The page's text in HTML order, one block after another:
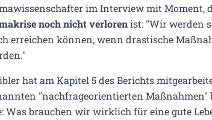
im Interview mit Moment,
noch nicht verlorenist: "Wir werden
erreichen können, wenn drastische
hat am Kapitel 5 des Berichts
"nachfrageorientierten Maßnahmen"
Was brauchen wir wirklich für eine gute